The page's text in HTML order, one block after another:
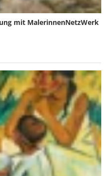
mit MalerinnenNetzWerk